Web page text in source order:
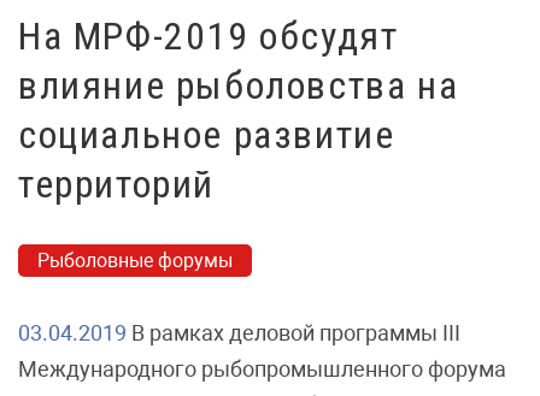
На МРФ-2019 обсудят
влияние рыболовства на
социальное развитие
территорий
Рыболовные форумы
03.04.2019 В рамках деловой программы III
Международного рыбопромышленного форума